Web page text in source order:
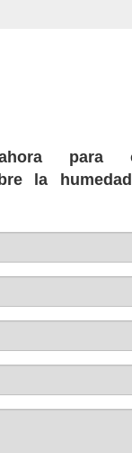
ahora para
la